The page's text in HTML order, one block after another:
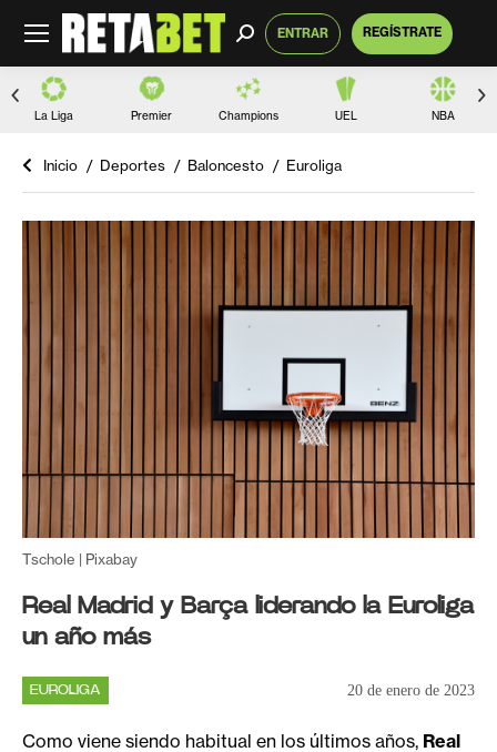
ENTRAR REGÍSTRATE
Buscar:
La Liga Premier Champions UEL NBA
Estás aquí:
Inicio Deportes Baloncesto Euroliga
Tschole | Pixabay
Real Madrid y Barça liderando la Euroliga
un año más
EUROLIGA 20 de enero de 2023
Como viene siendo habitual en los últimos años, Real